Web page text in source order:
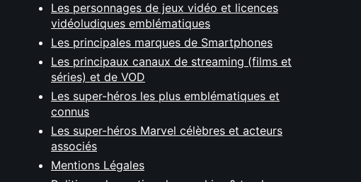
Les personnages de jeux vidéo et licences
vidéoludiques emblématiques
Les principales marques de Smartphones
Les principaux canaux de streaming (films et
séries) et de VOD
Les super-héros les plus emblématiques et
connus
Les super-héros Marvel célèbres et acteurs
associés
Mentions Légales